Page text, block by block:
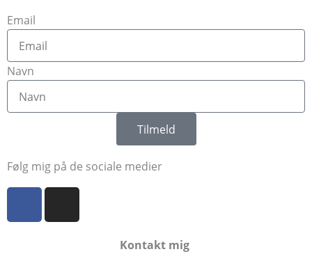
Email
Navn
Tilmeld
Følg mig på de sociale medier
F
c
I
s
Kontakt mig